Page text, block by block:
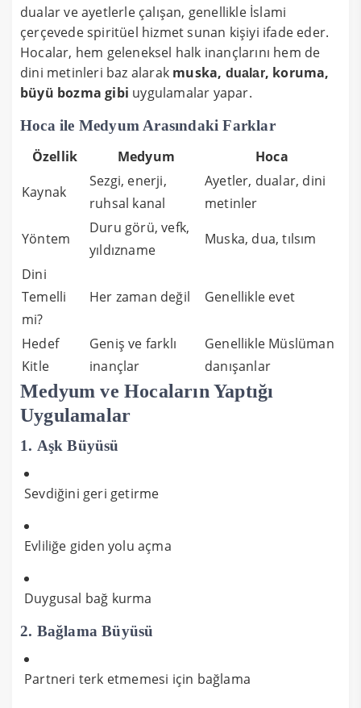
dualar ve ayetlerle çalışan, genellikle İslami
çerçevede spiritüel hizmet sunan kişiyi ifade eder.
Hocalar, hem geleneksel halk inançlarını hem de
dini metinleri baz alarak muska, dualar, koruma,
büyü bozma gibi uygulamalar yapar.
Hoca ile Medyum Arasındaki Farklar
Özellik Medyum
Hoca
Kaynak
Sezgi, enerji,
ruhsal kanal
Ayetler, dualar, dini
metinler
Yöntem
Duru görü, vefk,
yıldızname
Muska, dua, tılsım
Dini
Temelli
mi?
Her zaman değil Genellikle evet
Hedef
Kitle
Geniş ve farklı
inançlar
Genellikle Müslüman
danışanlar
Medyum ve Hocaların Yaptığı
Uygulamalar
1. Aşk Büyüsü
Sevdiğini geri getirme
Evliliğe giden yolu açma
Duygusal bağ kurma
2. Bağlama Büyüsü
Partneri terk etmemesi için bağlama